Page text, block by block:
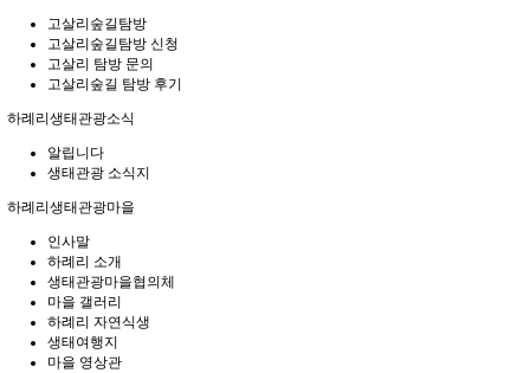
고살리숲길탐방
고살리숲길탐방 신청
고살리 탐방 문의
고살리숲길 탐방 후기
하례리생태관광소식
알립니다
생태관광 소식지
하례리생태관광마을
인사말
하례리 소개
생태관광마을협의체
마을 갤러리
하례리 자연식생
생태여행지
마을 영상관